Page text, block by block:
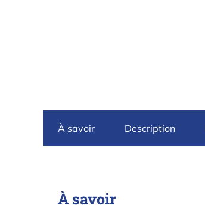
À savoir Description
À savoir